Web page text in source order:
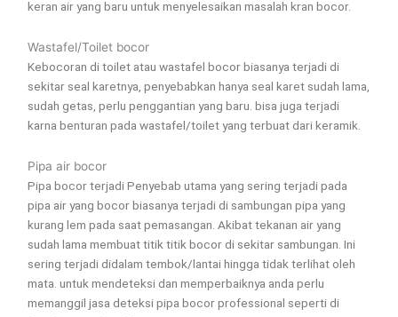
keran air yang baru untuk menyelesaikan masalah kran bocor.
Wastafel/Toilet bocor
Kebocoran di toilet atau wastafel bocor biasanya terjadi di
sekitar seal karetnya, penyebabkan hanya seal karet sudah lama,
sudah getas, perlu penggantian yang baru. bisa juga terjadi
karna benturan pada wastafel/toilet yang terbuat dari keramik.
Pipa air bocor
Pipa bocor terjadi Penyebab utama yang sering terjadi pada
pipa air yang bocor biasanya terjadi di sambungan pipa yang
kurang lem pada saat pemasangan. Akibat tekanan air yang
sudah lama membuat titik titik bocor di sekitar sambungan. Ini
sering terjadi didalam tembok/lantai hingga tidak terlihat oleh
mata. untuk mendeteksi dan memperbaiknya anda perlu
memanggil jasa deteksi pipa bocor professional seperti di